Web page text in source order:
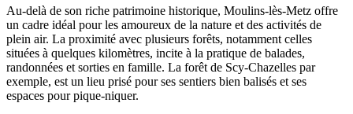
Au-delà de son riche patrimoine historique, Moulins-lès-Metz offre
un cadre idéal pour les amoureux de la nature et des activités de
plein air. La proximité avec plusieurs forêts, notamment celles
situées à quelques kilomètres, incite à la pratique de balades,
randonnées et sorties en famille. La forêt de Scy-Chazelles par
exemple, est un lieu prisé pour ses sentiers bien balisés et ses
espaces pour pique-niquer.